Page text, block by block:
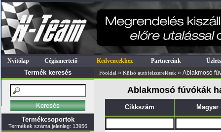
Nyitólap Cégismertető Kedvencekhez Partnereink
Termék keresés Főoldal » Külső autófelszerelések » Ablakmosó
Termékcsoportok
Termékek száma jelenleg: 13956
Ablakmosó fúvókák
Cikkszám Magyar